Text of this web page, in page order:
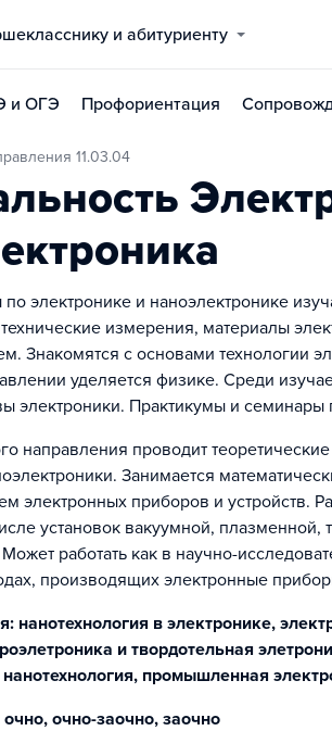
и абитуриенту
и ОГЭ Профориентация
11.03.04
электронике и наноэлектронике
измерения, материалы
Знакомятся с основами технологии
уделяется физике. Среди
электроники. Практикумы и семинары
направления проводит
Занимается
электронных приборов и устройств.
установок вакуумной,
работать как в научно-
производящих электронные
нанотехнология в электронике,
и твордотельная
промышленная
очно-заочно, заочно